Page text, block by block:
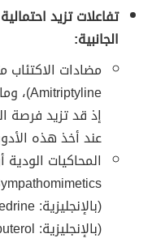
تفاعلات تزيد
الجانبية:
مضادات الاكتئاب
إذ قد تزيد فرصة
عند أخذ هذه
المحاكيات الودية